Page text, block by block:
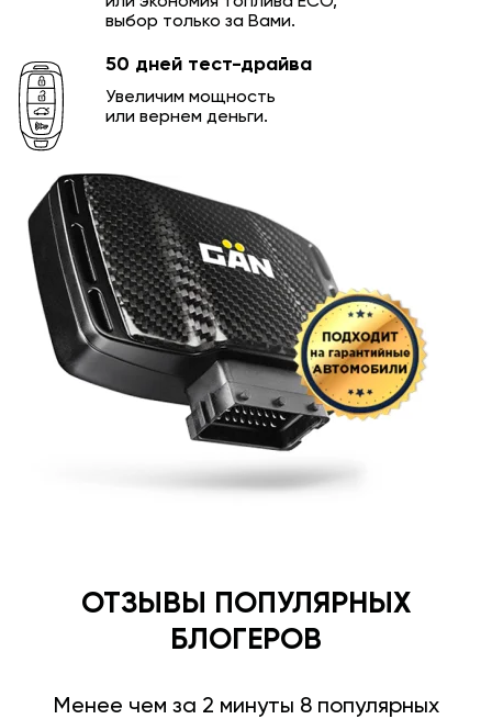
выбор только за Вами.
50 дней тест-драйва
Увеличим мощность
или вернем деньги.
ОТЗЫВЫ ПОПУЛЯРНЫХ
БЛОГЕРОВ
Менее чем за 2 минуты 8 популярных